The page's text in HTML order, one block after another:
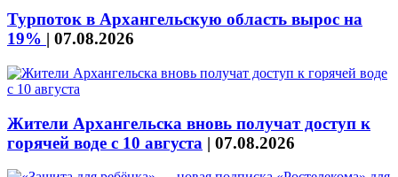
Турпоток в Архангельскую область вырос на
19% | 07.08.2026
Жители Архангельска вновь получат доступ к
горячей воде с 10 августа | 07.08.2026